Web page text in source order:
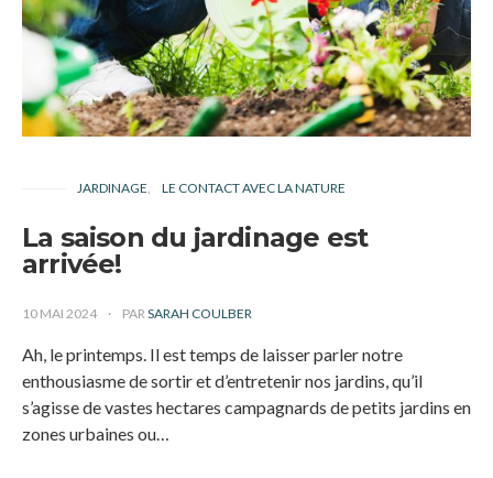
JARDINAGE LE CONTACT AVEC LA NATURE
La saison du jardinage est
arrivée!
10 MAI 2024 PAR SARAH COULBER
Ah, le printemps. Il est temps de laisser parler notre
enthousiasme de sortir et d’entretenir nos jardins, qu’il
s’agisse de vastes hectares campagnards de petits jardins en
zones urbaines ou…